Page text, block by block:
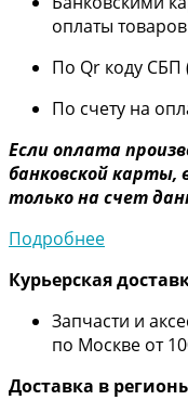
оплаты
По Qr коду СБП
По счету на
Если оплата
банковской карты,
только на счет
Подробнее
Курьерская
Запчасти и
по Москве от
Доставка в